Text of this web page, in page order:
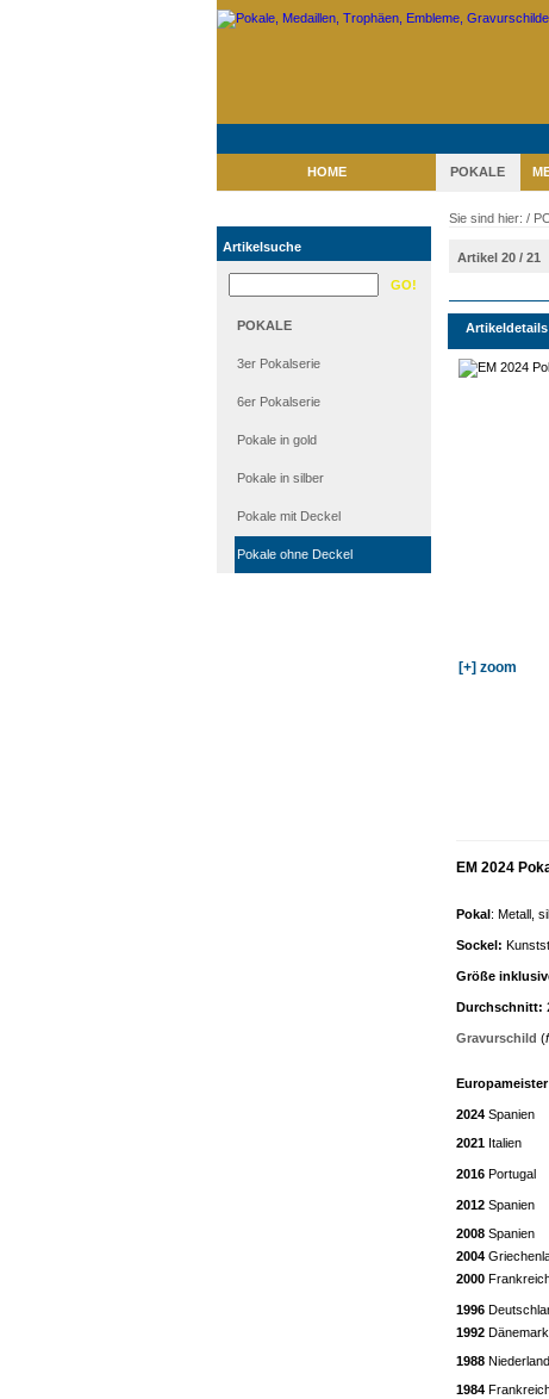
HOME POKALE
Artikelsuche
POKALE
3er Pokalserie
6er Pokalserie
Pokale in gold
Pokale in silber
Pokale mit Deckel
Pokale ohne Deckel
Sie sind hier: /
Artikel 20 / 21
Artikeldetails
[+] zoom
EM 2024
Pokal: Metall,
Sockel:
Größe
Durchschnitt:
Gravurschild (
Europameister
2024 Spanien
2021 Italien
2016 Portugal
2012 Spanien
2008 Spanien
2004
2000
1996
1992 Dänemark
1988
1984